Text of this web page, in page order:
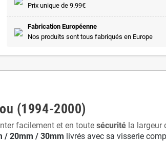
Prix unique de 9.99€
Fabrication Européenne
Nos produits sont tous fabriqués en Europe
(1994-2000)
facilement et en toute sécurité la largeur
/ 20mm / 30mm livrés avec sa visserie